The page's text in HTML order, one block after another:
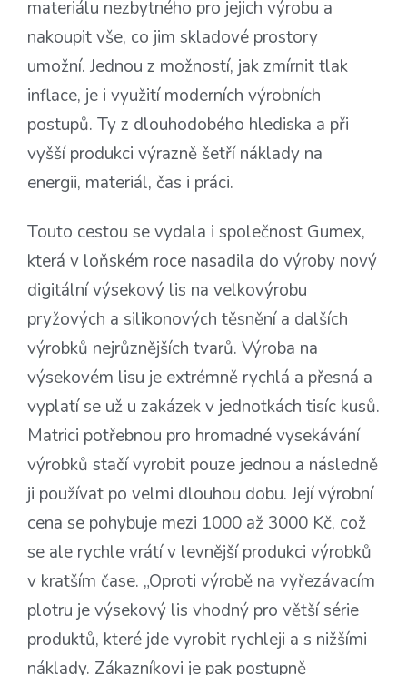
materiálu nezbytného pro jejich výrobu a
nakoupit vše, co jim skladové prostory
umožní. Jednou z možností, jak zmírnit tlak
inflace, je i využití moderních výrobních
postupů. Ty z dlouhodobého hlediska a při
vyšší produkci výrazně šetří náklady na
energii, materiál, čas i práci.
Touto cestou se vydala i společnost Gumex,
která v loňském roce nasadila do výroby nový
digitální výsekový lis na velkovýrobu
pryžových a silikonových těsnění a dalších
výrobků nejrůznějších tvarů. Výroba na
výsekovém lisu je extrémně rychlá a přesná a
vyplatí se už u zakázek v jednotkách tisíc kusů.
Matrici potřebnou pro hromadné vysekávání
výrobků stačí vyrobit pouze jednou a následně
ji používat po velmi dlouhou dobu. Její výrobní
cena se pohybuje mezi 1000 až 3000 Kč, což
se ale rychle vrátí v levnější produkci výrobků
v kratším čase. „Oproti výrobě na vyřezávacím
plotru je výsekový lis vhodný pro větší série
produktů, které jde vyrobit rychleji a s nižšími
náklady. Zákazníkovi je pak postupně